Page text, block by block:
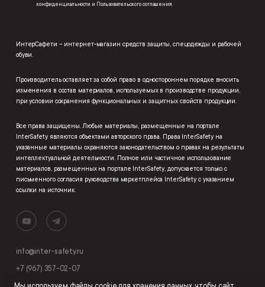
конфиденциальности и Пользовательского соглашения
ИнтерСафети – интернет-магазин средств защиты, спецодежды и рабочей
обуви.
Производитель оставляет за собой право в одностороннем порядке вносить
изменения в состав материалов, используемых в производстве продукции,
при условии сохранения функциональных и защитных свойств продукции.
Все права защищены. Любые материалы, размещенные на портале
InterSafety являются объектами авторского права. Права InterSafety на
указанные материалы охраняются законодательством о правах на результаты
интеллектуальной деятельности. Полное или частичное использование
материалов, размещенных на портале InterSafety, допускается только с
письменного согласия руководства маркетплейса InterSafety с указанием
ссылки на источник.
info@inter-safety.ru
+7 (967) 357-02-07